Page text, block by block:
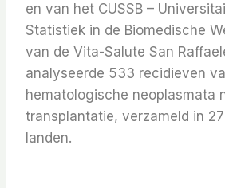
en van het CUSSB –
Statistiek in de Biomedische
van de Vita-Salute San
analyseerde 533 recidieven
hematologische neoplasmata
transplantatie, verzameld in
landen.